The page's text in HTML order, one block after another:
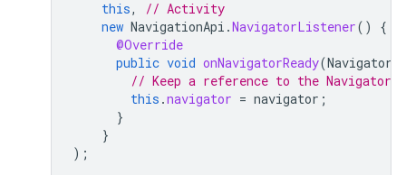
this,
// Activity
new NavigationApi .NavigatorListener()
{
@Override
public void onNavigatorReady(Navigator
// Keep a reference to the Navigator
this .navigator = navigator ;
}
}
);